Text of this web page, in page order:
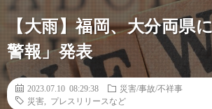
【大雨】福岡、大分両県
警報」発表
2023.07.10 08:29:38
災害/事故/不祥事
災害
プレスリリースなど